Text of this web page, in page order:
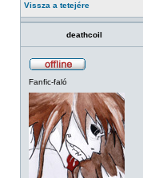
Vissza a tetejére
deathcoil
Fanfic-faló